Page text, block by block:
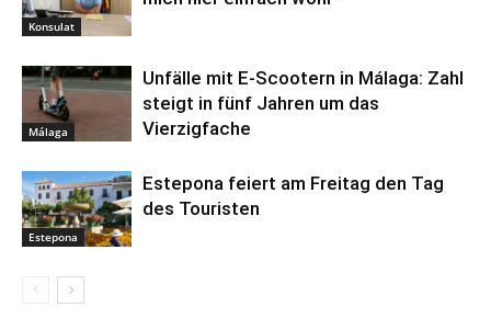
Konsulat
Málaga
Unfälle mit E-Scootern in Málaga: Zahl
steigt in fünf Jahren um das
Vierzigfache
Estepona
Estepona feiert am Freitag den Tag
des Touristen